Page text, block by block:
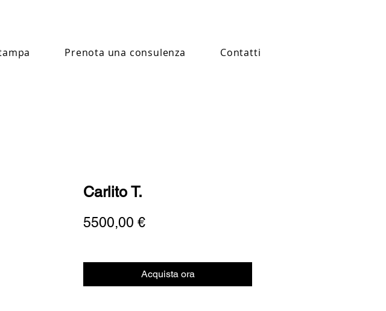
Prenota una consulenza Contatti
Carlito T.
5500,00 €Prezzo
Acquista ora